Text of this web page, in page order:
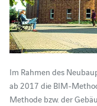
Im Rahmen des
ab 2017 die BIM-
Methode bzw. der